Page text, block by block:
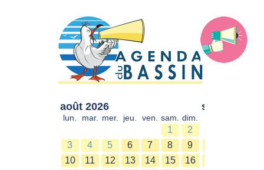
août 2026
lun. mar. mer. jeu. ven. sam. dim.
1
2
3
4 5 6 7 8
9
10
11 12 13 14 15
16
sept. 2026